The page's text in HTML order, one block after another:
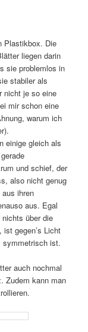
Plastikbox. Die
liegen darin
sie problemlos in
stabiler als
nicht je so eine
mir schon eine
warum ich
einige gleich als
und schief, der
also nicht genug
aus ihren
aus. Egal
über die
gegen’s Licht
symmetrisch ist.
auch nochmal
Zudem kann man